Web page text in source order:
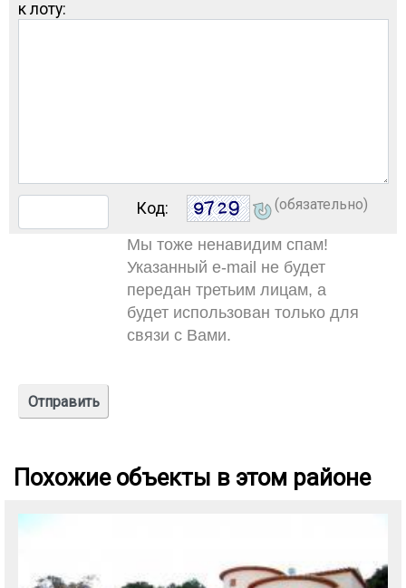
к лоту:
Код: (обязательно)
Мы тоже ненавидим спам!
Указанный e-mail не будет
передан третьим лицам, а
будет использован только для
связи с Вами.
Похожие объекты в этом районе